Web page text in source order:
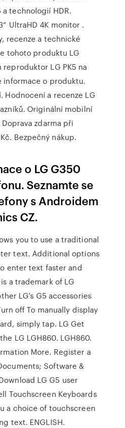
a technologií HDR.
UltraHD 4K monitor .
recenze a technické
tohoto produktu LG
LG PK5 na
informace o produktu.
Hodnocení a recenze LG
Originální mobilní
zdarma při
Bezpečný nákup.
o LG G350
Seznamte se
s Androidem
CZ.
you to use a traditional
text. Additional options
enter text faster and
a trademark of LG
LG's G5 accessories
off To manually display
simply tap. LG Get
LG LGH860. LGH860.
More. Register a
Software &
LG G5 user
Touchscreen Keyboards
a choice of touchscreen
text. ENGLISH.